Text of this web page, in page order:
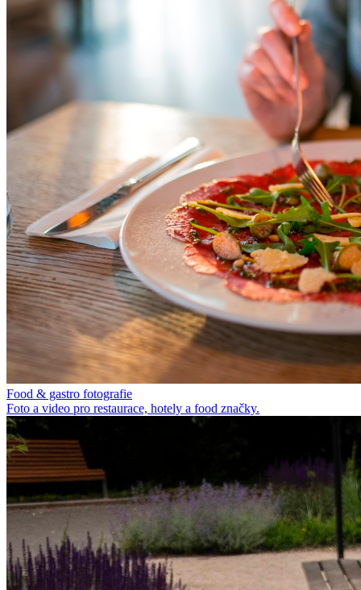
Food & gastro fotografie
Foto a video pro restaurace, hotely a food značky.